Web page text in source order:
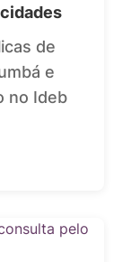
de
e
no Ideb